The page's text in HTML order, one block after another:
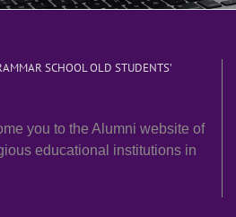
SCHOOL OLD STUDENTS’
you to the Alumni website of
educational institutions in